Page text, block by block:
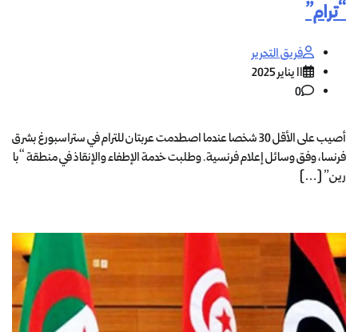
“ترام”
فريق التحرير
11 يناير 2025
0
أصيب على الأقل 30 شخصا عندما اصطدمت عربتان للترام في ستراسبورغ بشرق
فرنسا، وفق وسائل إعلام فرنسية. وطلبت خدمة الإطفاء والإنقاذ في منطقة “با
رين” […]